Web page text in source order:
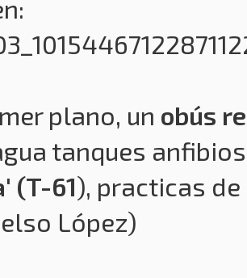
plano, un obús
tanques
(T-61), practicas
López)